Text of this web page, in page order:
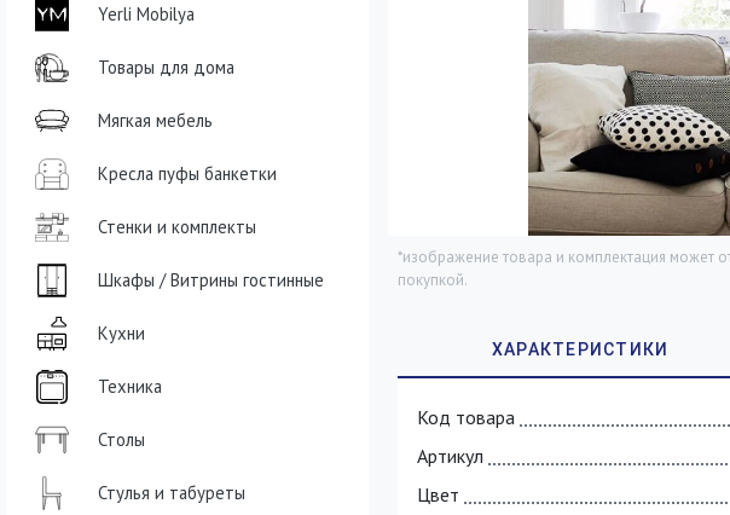
Yerli Mobilya
Товары для дома
Мягкая мебель
Кресла пуфы банкетки
Стенки и комплекты
Шкафы / Витрины гостинные
Кухни
Техника
Столы
Стулья и табуреты
*изображение товара и комплектация может
покупкой.
Код товара
Артикул
Цвет